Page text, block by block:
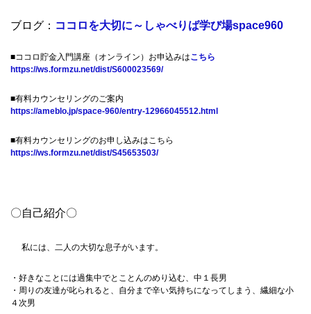
ブログ： ココロを大切に～しゃべりば学び場space960
■ココロ貯金入門講座（オンライン）お申込みはこちら
https://ws.formzu.net/dist/S600023569/
■有料カウンセリングのご案内
https://ameblo.jp/space-960/entry-12966045512.html
■有料カウンセリングのお申し込みはこちら
https://ws.formzu.net/dist/S45653503/
〇自己紹介〇
私には、二人の大切な息子がいます。
・好きなことには過集中でとことんのめり込む、中１長男
・周りの友達が叱られると、自分まで辛い気持ちになってしまう、繊細な小
４次男